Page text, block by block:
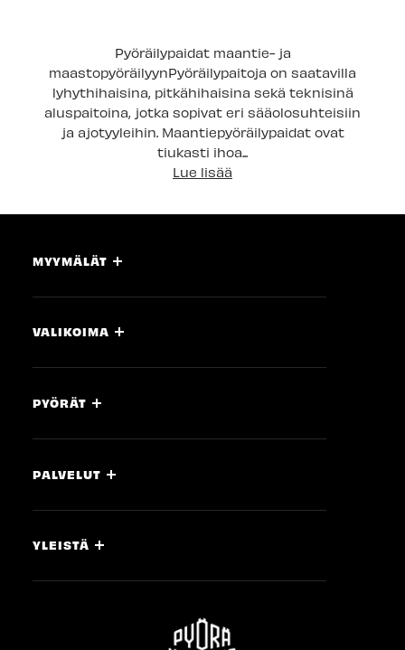
Pyöräilypaidat maantie- ja
maastopyöräilyynPyöräilypaitoja on saatavilla
lyhythihaisina, pitkähihaisina sekä teknisinä
aluspaitoina, jotka sopivat eri sääolosuhteisiin
ja ajotyyleihin. Maantiepyöräilypaidat ovat
tiukasti ihoa...
Lue lisää
MYYMÄLÄT
VALIKOIMA
PYÖRÄT
PALVELUT
YLEISTÄ